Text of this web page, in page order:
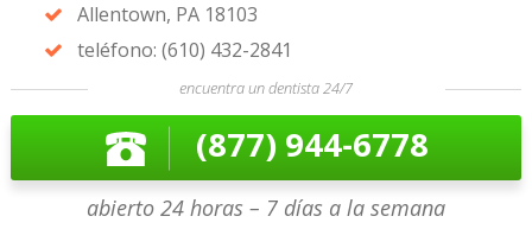
Allentown, PA 18103
teléfono: (610) 432-2841
encuentra un dentista 24/7
(877) 944-6778
abierto 24 horas – 7 días a la semana